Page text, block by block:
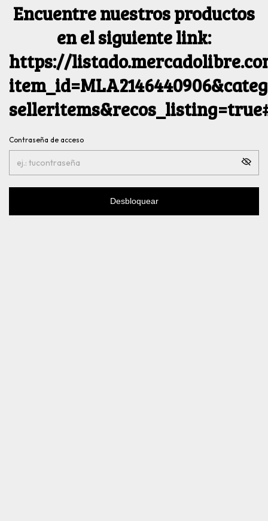
Encuentre nuestros productos
en el siguiente link:
https://
Contraseña de acceso
Desbloquear